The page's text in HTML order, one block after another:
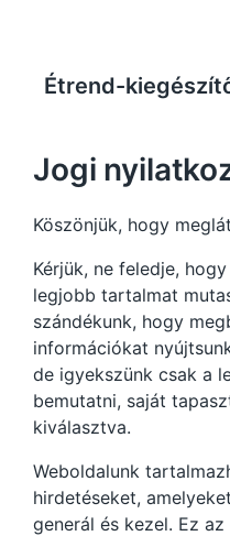
Étrend-
Jogi
Köszönjük, hogy
Kérjük, ne feledje,
legjobb tartalmat
szándékunk, hogy
információkat
de igyekszünk csak a
bemutatni, saját
kiválasztva.
Weboldalunk
hirdetéseket,
generál és kezel. Ez